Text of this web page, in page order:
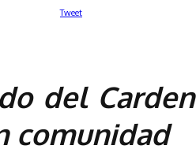
Tweet
del
comunidad